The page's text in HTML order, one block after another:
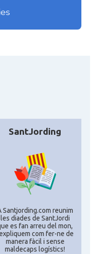
Portland (OR)
a RENO
LOUIS
Antonio - Texas
SantJording
Santjording.com reunim
les diades de SantJordi
es fan arreu del mon,
com fer-ne de
manera fàcil i sense
maldecaps logí­stics!